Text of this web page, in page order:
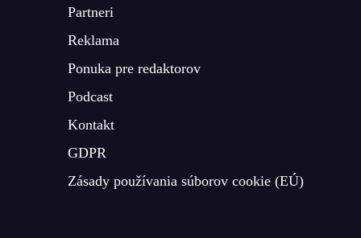
Partneri
Reklama
Ponuka pre redaktorov
Podcast
Kontakt
GDPR
Zásady používania súborov cookie (EÚ)